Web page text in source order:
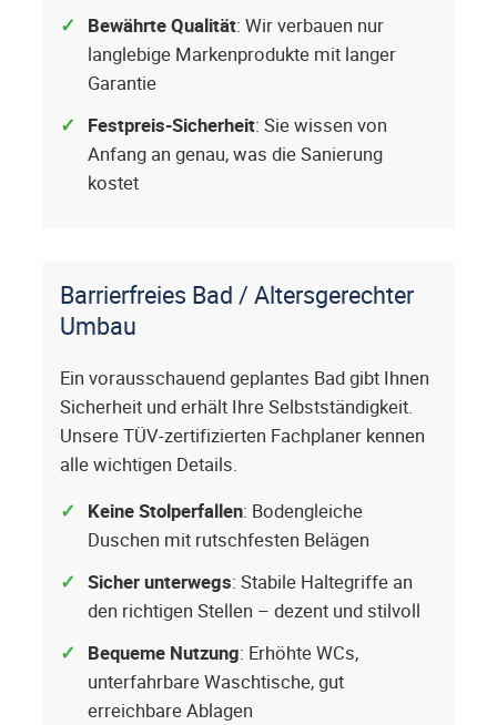
Bewährte Qualität: Wir verbauen nur
langlebige Markenprodukte mit langer
Garantie
Festpreis-Sicherheit: Sie wissen von
Anfang an genau, was die Sanierung
kostet
Barrierfreies Bad / Altersgerechter
Umbau
Ein vorausschauend geplantes Bad gibt Ihnen
Sicherheit und erhält Ihre Selbstständigkeit.
Unsere TÜV-zertifizierten Fachplaner kennen
alle wichtigen Details.
Keine Stolperfallen: Bodengleiche
Duschen mit rutschfesten Belägen
Sicher unterwegs: Stabile Haltegriffe an
den richtigen Stellen – dezent und stilvoll
Bequeme Nutzung: Erhöhte WCs,
unterfahrbare Waschtische, gut
erreichbare Ablagen